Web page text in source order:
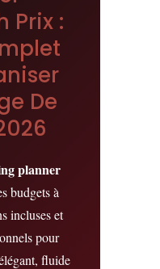
Prix :
De
planner
budgets à
incluses et
pour
fluide